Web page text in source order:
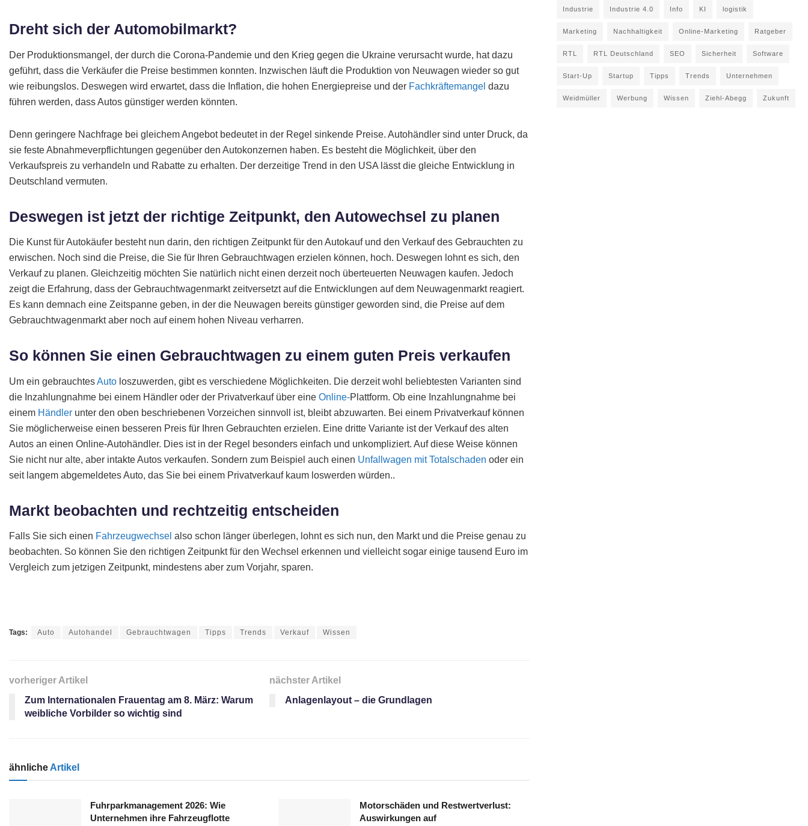
Dreht sich der Automobilmarkt?
Der Produktionsmangel, der durch die Corona-Pandemie und den Krieg gegen die Ukraine verursacht wurde, hat dazu
geführt, dass die Verkäufer die Preise bestimmen konnten. Inzwischen läuft die Produktion von Neuwagen wieder so gut
wie reibungslos. Deswegen wird erwartet, dass die Inflation, die hohen Energiepreise und der Fachkräftemangel dazu
führen werden, dass Autos günstiger werden könnten.
Denn geringere Nachfrage bei gleichem Angebot bedeutet in der Regel sinkende Preise. Autohändler sind unter Druck, da
sie feste Abnahmeverpflichtungen gegenüber den Autokonzernen haben. Es besteht die Möglichkeit, über den
Verkaufspreis zu verhandeln und Rabatte zu erhalten. Der derzeitige Trend in den USA lässt die gleiche Entwicklung in
Deutschland vermuten.
Deswegen ist jetzt der richtige Zeitpunkt, den Autowechsel zu planen
Die Kunst für Autokäufer besteht nun darin, den richtigen Zeitpunkt für den Autokauf und den Verkauf des Gebrauchten zu
erwischen. Noch sind die Preise, die Sie für Ihren Gebrauchtwagen erzielen können, hoch. Deswegen lohnt es sich, den
Verkauf zu planen. Gleichzeitig möchten Sie natürlich nicht einen derzeit noch überteuerten Neuwagen kaufen. Jedoch
zeigt die Erfahrung, dass der Gebrauchtwagenmarkt zeitversetzt auf die Entwicklungen auf dem Neuwagenmarkt reagiert.
Es kann demnach eine Zeitspanne geben, in der die Neuwagen bereits günstiger geworden sind, die Preise auf dem
Gebrauchtwagenmarkt aber noch auf einem hohen Niveau verharren.
So können Sie einen Gebrauchtwagen zu einem guten Preis verkaufen
Um ein gebrauchtesAuto loszuwerden, gibt es verschiedene Möglichkeiten. Die derzeit wohl beliebtesten Varianten sind
die Inzahlungnahme bei einem Händler oder der Privatverkauf über eine Online-Plattform. Ob eine Inzahlungnahme bei
einem Händler unter den oben beschriebenen Vorzeichen sinnvoll ist, bleibt abzuwarten. Bei einem Privatverkauf können
Sie möglicherweise einen besseren Preis für Ihren Gebrauchten erzielen. Eine dritte Variante ist der Verkauf des alten
Autos an einen Online-Autohändler. Dies ist in der Regel besonders einfach und unkompliziert. Auf diese Weise können
Sie nicht nur alte, aber intakte Autos verkaufen. Sondern zum Beispiel auch einen Unfallwagen mit Totalschaden oder ein
seit langem abgemeldetes Auto, das Sie bei einem Privatverkauf kaum loswerden würden..
Markt beobachten und rechtzeitig entscheiden
Falls Sie sich einen Fahrzeugwechsel also schon länger überlegen, lohnt es sich nun, den Markt und die Preise genau zu
beobachten. So können Sie den richtigen Zeitpunkt für den Wechsel erkennen und vielleicht sogar einige tausend Euro im
Vergleich zum jetzigen Zeitpunkt, mindestens aber zum Vorjahr, sparen.
Tags: Auto Autohandel Gebrauchtwagen Tipps Trends Verkauf Wissen
vorheriger Artikel
Zum Internationalen Frauentag am 8. März: Warum
weibliche Vorbilder so wichtig sind
nächster Artikel
Anlagenlayout – die Grundlagen
ähnliche Artikel
Fuhrparkmanagement 2026: Wie
Unternehmen ihre Fahrzeugflotte
Motorschäden und Restwertverlust:
Auswirkungen auf
Industrie Industrie 4.0 Info KI logistik
Marketing Nachhaltigkeit Online-Marketing Ratgeber
RTL RTL Deutschland SEO Sicherheit Software
Start-Up Startup Tipps Trends Unternehmen
Weidmüller Werbung Wissen Ziehl-Abegg Zukunft